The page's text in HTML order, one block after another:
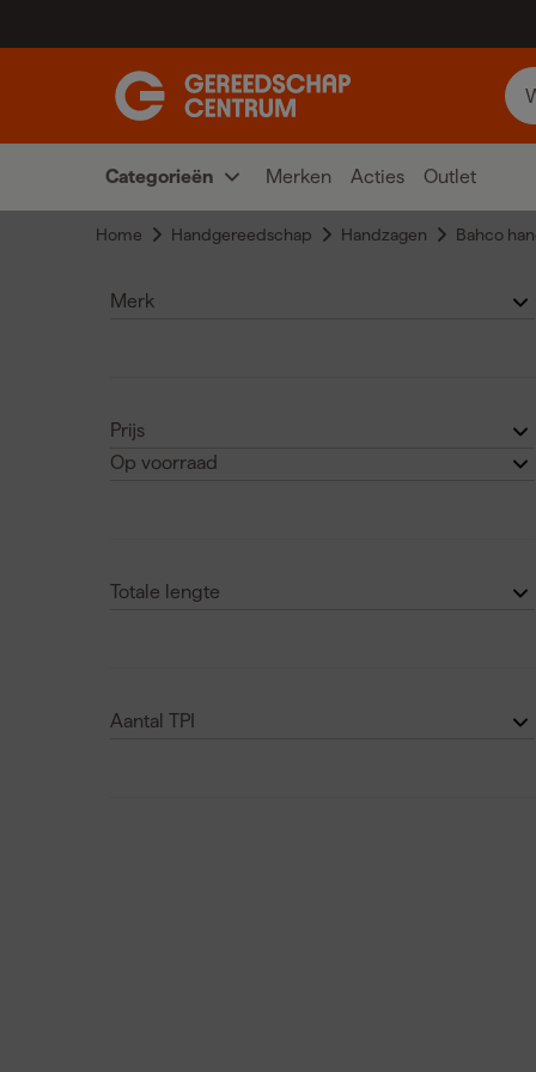
Categorieën Merken Acties Outlet
Home Handgereedschap Handzagen Bahco
Merk
Prijs
Op voorraad
Totale lengte
Aantal TPI